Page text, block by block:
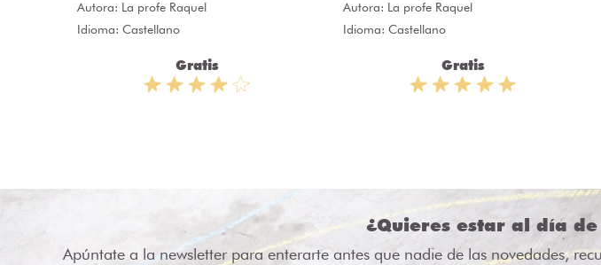
Autora: La profe Raquel
Idioma: Castellano
Gratis
Autora: La profe Raquel
Idioma: Castellano
Gratis
¿Quieres estar al día
Apúntate a la newsletter para enterarte antes que nadie de las novedades,